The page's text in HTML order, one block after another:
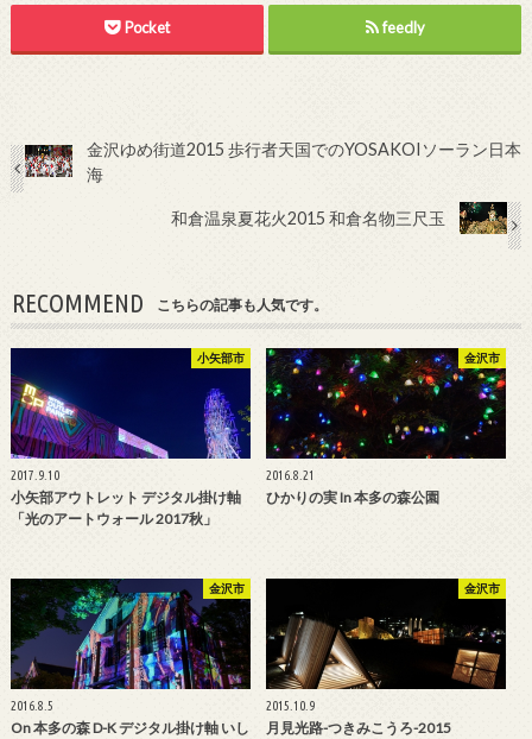
Pocket feedly
金沢ゆめ街道2015 歩行者天国でのYOSAKOIソーラン日本
海
和倉温泉夏花火2015 和倉名物三尺玉
RECOMMEND こちらの記事も人気です。
小矢部市
2017.9.10
小矢部アウトレット デジタル掛け軸
「光のアートウォール 2017秋」
金沢市
2016.8.21
ひかりの実 In 本多の森公園
金沢市
2016.8.5
On 本多の森 D-K デジタル掛け軸 いし
金沢市
2015.10.9
月見光路-つきみこうろ-2015